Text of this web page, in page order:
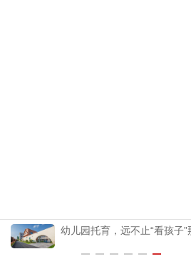
幼儿园托育，远不止“看孩子”